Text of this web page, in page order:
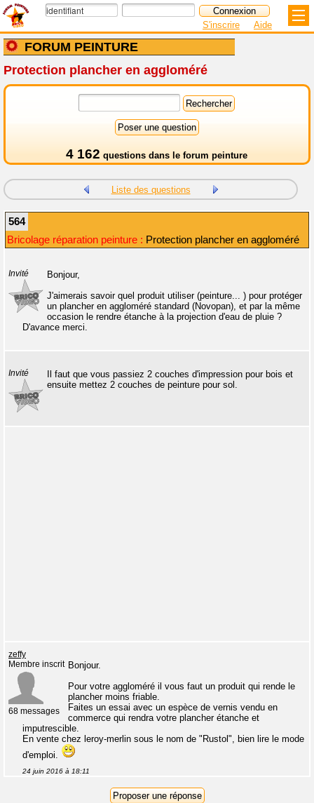
FORUM PEINTURE
S'inscrire Aide
Protection plancher en aggloméré
4 162 questions dans le forum peinture
Liste des questions
564
Bricolage réparation peinture : Protection plancher en aggloméré
Invité
Bonjour,
J'aimerais savoir quel produit utiliser (peinture... ) pour protéger
un plancher en aggloméré standard (Novopan), et par la même
occasion le rendre étanche à la projection d'eau de pluie ?
D'avance merci.
Invité
Il faut que vous passiez 2 couches d'impression pour bois et
ensuite mettez 2 couches de peinture pour sol.
zeffy
Membre inscrit
68 messages
Bonjour.
Pour votre aggloméré il vous faut un produit qui rende le
plancher moins friable.
Faites un essai avec un espèce de vernis vendu en
commerce qui rendra votre plancher étanche et
imputrescible.
En vente chez leroy-merlin sous le nom de "Rustol", bien lire le mode
d'emploi.
24 juin 2016 à 18:11